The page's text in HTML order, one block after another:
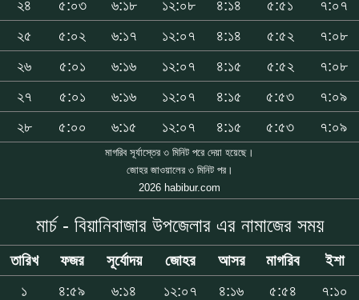
২৪
৫:০৩ ৬:১৮ ১২:০৮ ৪:১৪ ৫:৫১
৭:০৭
২৫
৫:০২ ৬:১৭ ১২:০৭ ৪:১৪ ৫:৫২
৭:০৮
২৬
৫:০১ ৬:১৬ ১২:০৭ ৪:১৫ ৫:৫২
৭:০৮
২৭
৫:০১ ৬:১৬ ১২:০৭ ৪:১৫ ৫:৫৩
৭:০৯
২৮
৫:০০ ৬:১৫ ১২:০৭ ৪:১৫ ৫:৫৩ ৭:০৯
মাগরিব সূর্যাস্তের ৩ মিনিট পরে দেয়া হয়েছে।
জোহর জাওয়ালের ৩ মিনিট পর।
2026 habibur.com
মার্চ - বিয়ানিবাজার উপজেলার এর নামাজের সময়
তারিখ ফজর সূর্যোদয় জোহর আসর মাগরিব
ইশা
১
৪:৫৯ ৬:১৪ ১২:০৭ ৪:১৬ ৫:৫৪
৭:১০